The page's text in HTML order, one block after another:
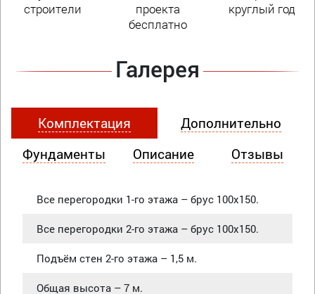
строители
проекта
бесплатно
круглый год
Галерея
Комплектация
Дополнительно
Фундаменты
Описание Отзывы
Все перегородки 1-го этажа – брус 100х150.
Все перегородки 2-го этажа – брус 100х150.
Подъём стен 2-го этажа – 1,5 м.
Общая высота – 7 м.